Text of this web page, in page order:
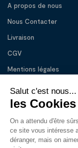
A propos de nous
Nous Contacter
Livraison
CGV
Mentions légales
BESOIN D’AIDE
Lundi – Vendredi :
14:30 – 18:30